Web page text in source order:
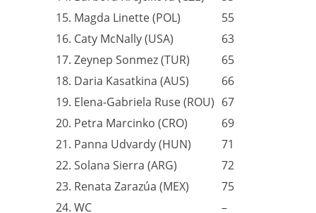
15. Magda Linette (POL)
55
16. Caty McNally (USA)
63
17. Zeynep Sonmez (TUR)
65
18. Daria Kasatkina (AUS)
66
19. Elena-Gabriela Ruse (ROU) 67
20. Petra Marcinko (CRO)
69
21. Panna Udvardy (HUN)
71
22. Solana Sierra (ARG)
72
23. Renata Zarazúa (MEX)
75
24. WC
–